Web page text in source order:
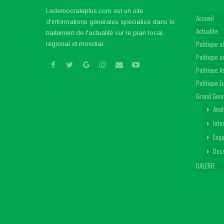
Ledemocrateplus.com est un site
d'informations générales spécialisé dans le
traitement de l'actualité sur le plan local,
régional et mondial.
Accueil
Actualite
Politique
Politique
Politique
Politique
Grand
GALERIE